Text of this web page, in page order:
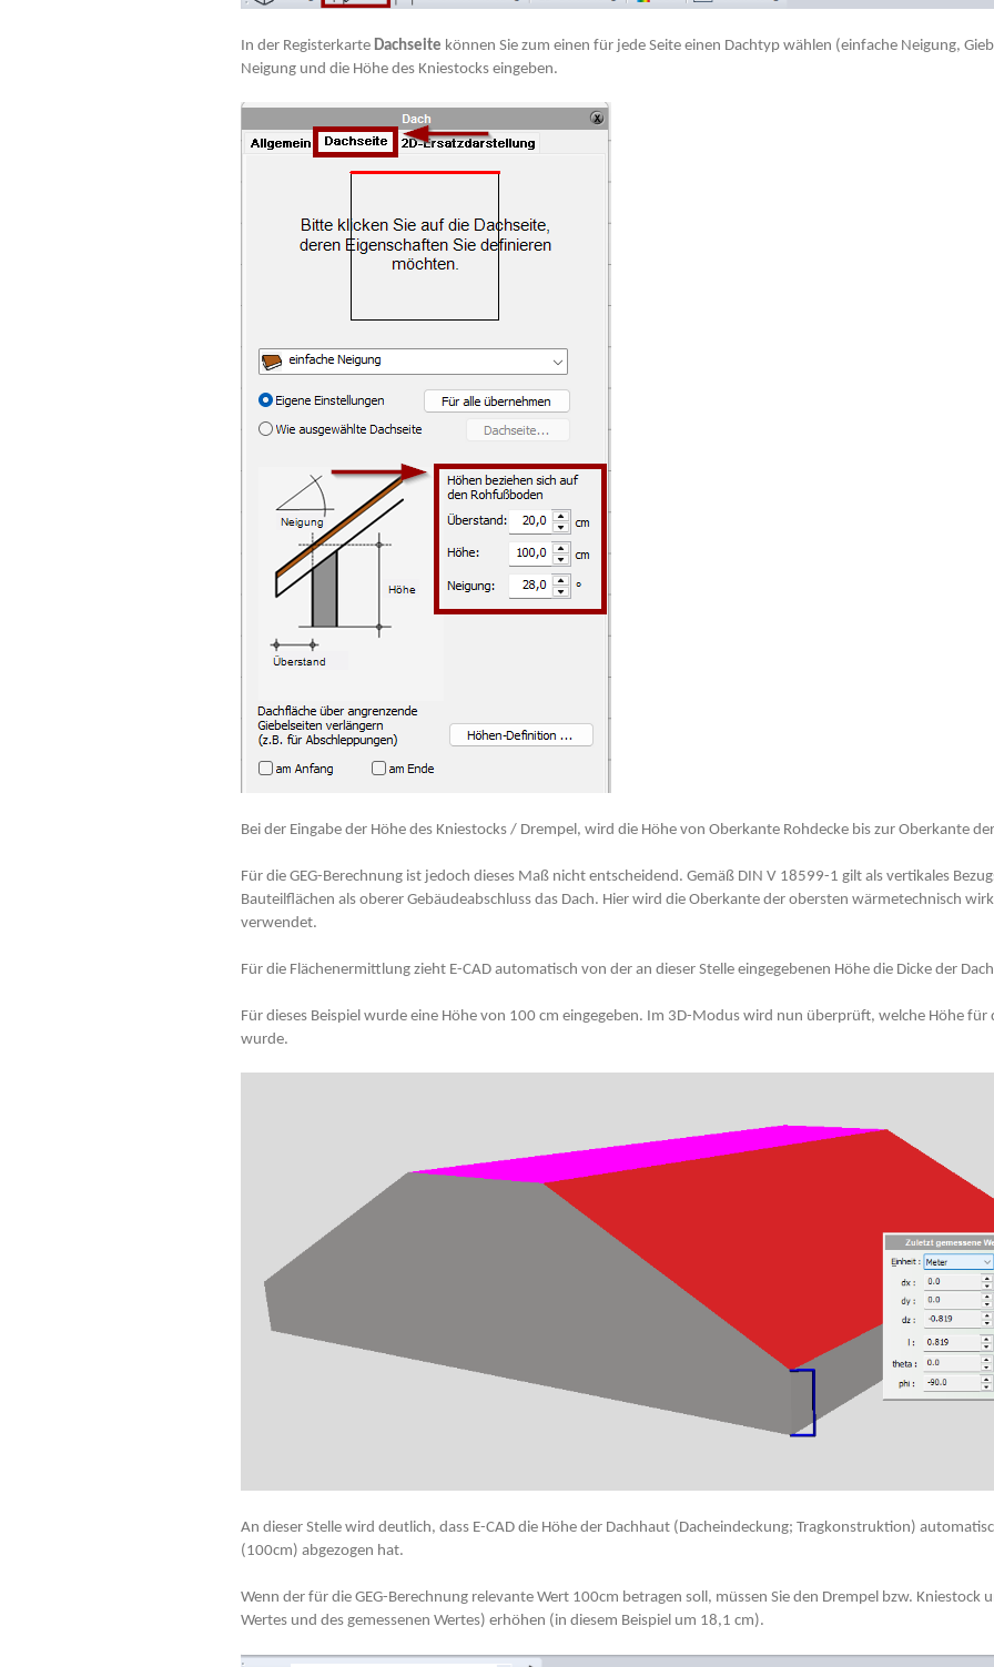
In der Registerkarte Dachseite können Sie zum einen für jede Seite einen Dachtyp wählen (einfache Neigung,
Neigung und die Höhe des Kniestocks eingeben.
Bei der Eingabe der Höhe des Kniestocks / Drempel, wird die Höhe von Oberkante Rohdecke bis zur Oberkante
Für die GEG-Berechnung ist jedoch dieses Maß nicht entscheidend. Gemäß DIN V 18599-1 gilt als vertikales
Bauteilflächen als oberer Gebäudeabschluss das Dach. Hier wird die Oberkante der obersten wärmetechnisch
verwendet.
Für die Flächenermittlung zieht E-CAD automatisch von der an dieser Stelle eingegebenen Höhe die Dicke der
Für dieses Beispiel wurde eine Höhe von 100 cm eingegeben. Im 3D-Modus wird nun überprüft, welche Höhe
wurde.
An dieser Stelle wird deutlich, dass E-CAD die Höhe der Dachhaut (Dacheindeckung; Tragkonstruktion)
(100cm) abgezogen hat.
Wenn der für die GEG-Berechnung relevante Wert 100cm betragen soll, müssen Sie den Drempel bzw. Kniestock
Wertes und des gemessenen Wertes) erhöhen (in diesem Beispiel um 18,1 cm).